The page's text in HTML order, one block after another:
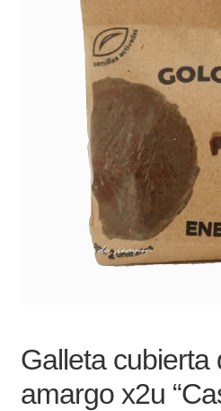
Preguntas Frecuentes
Receso de verano
Retirando en Roca Negra
Sobre el Portal
Sugerencias y consultas
Galleta cubierta
amargo x2u